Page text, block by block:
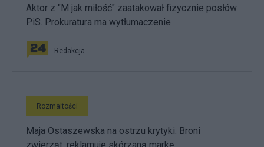
Aktor z "M jak miłość" zaatakował fizycznie posłów
PiS. Prokuratura ma wytłumaczenie
Redakcja
Rozmaitości
Maja Ostaszewska na ostrzu krytyki. Broni